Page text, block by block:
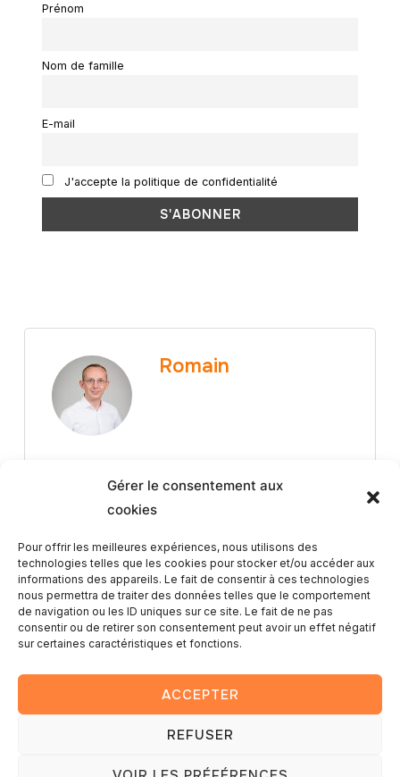
Gérer le consentement aux
cookies
Pour offrir les meilleures expériences, nous utilisons des
technologies telles que les cookies pour stocker et/ou accéder aux
informations des appareils. Le fait de consentir à ces technologies
nous permettra de traiter des données telles que le comportement
de navigation ou les ID uniques sur ce site. Le fait de ne pas
consentir ou de retirer son consentement peut avoir un effet négatif
sur certaines caractéristiques et fonctions.
ACCEPTER
REFUSER
Prénom
Nom de famille
E-mail
J'accepte la politique de confidentialité
Romain
Article Précédent
Bonne et heureuse année 2025